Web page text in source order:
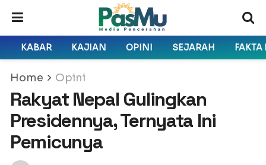
KABAR KAJIAN OPINI SEJARAH FAKTA
Home Opini
Rakyat Nepal Gulingkan
Presidennya, Ternyata Ini
Pemicunya